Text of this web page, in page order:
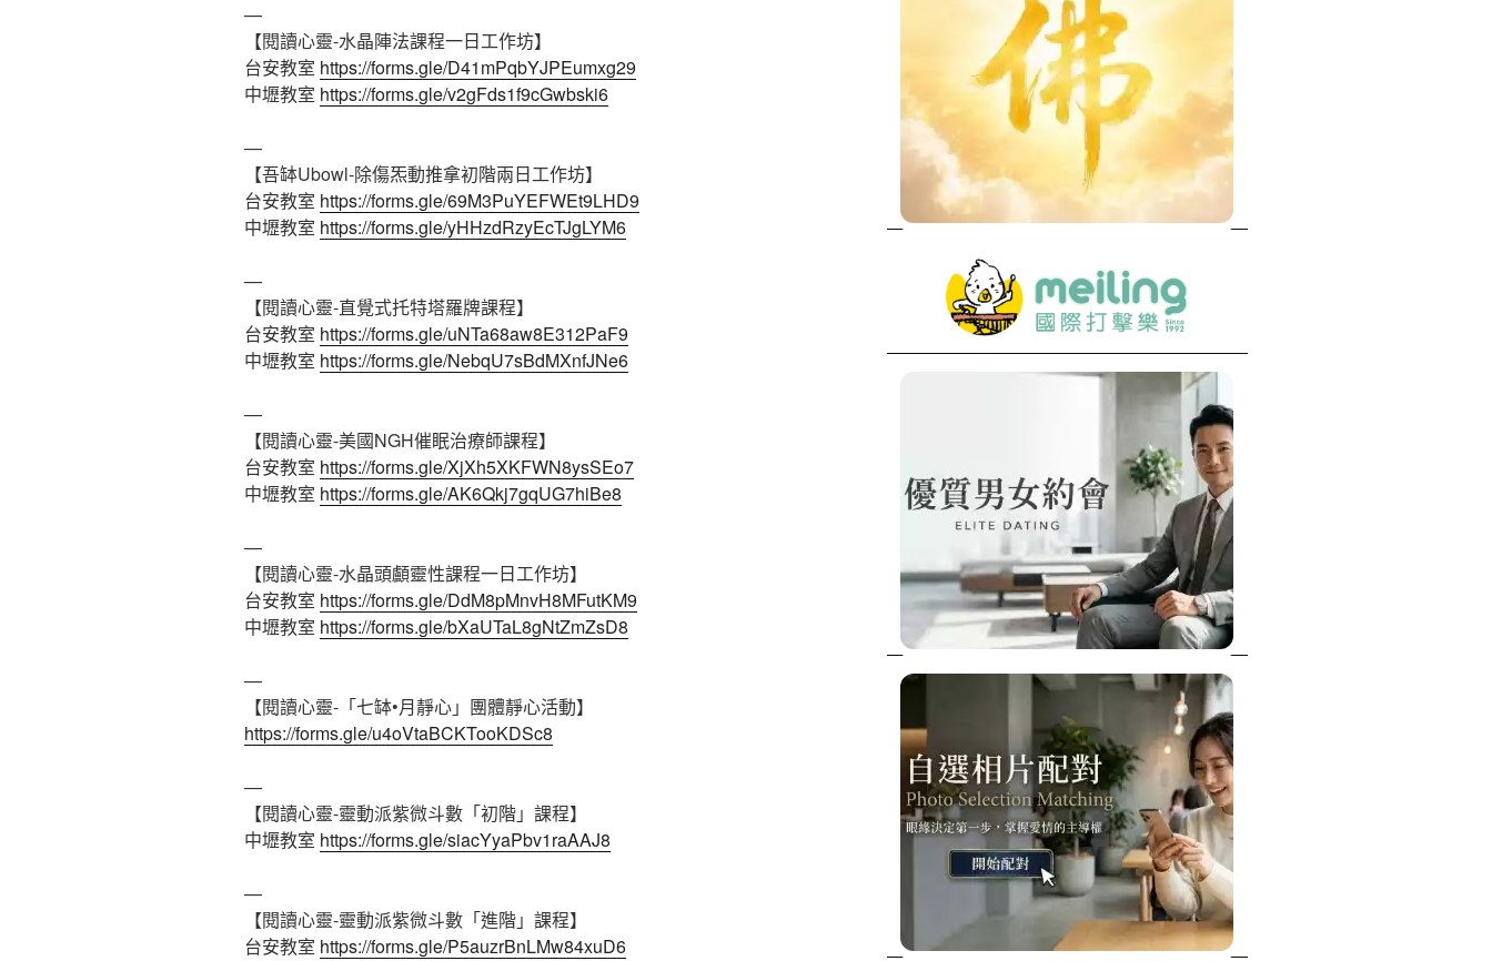
—
【閱讀心靈-水晶陣法課程一日工作坊】
台安教室 https://forms.gle/D41mPqbYJPEumxg29
中壢教室 https://forms.gle/v2gFds1f9cGwbski6
—
【吾缽Ubowl-除傷炁動推拿初階兩日工作坊】
台安教室 https://forms.gle/69M3PuYEFWEt9LHD9
中壢教室 https://forms.gle/yHHzdRzyEcTJgLYM6
—
【閱讀心靈-直覺式托特塔羅牌課程】
台安教室 https://forms.gle/uNTa68aw8E312PaF9
中壢教室 https://forms.gle/NebqU7sBdMXnfJNe6
—
【閱讀心靈-美國NGH催眠治療師課程】
台安教室 https://forms.gle/XjXh5XKFWN8ysSEo7
中壢教室 https://forms.gle/AK6Qkj7gqUG7hiBe8
—
【閱讀心靈-水晶頭顱靈性課程一日工作坊】
台安教室 https://forms.gle/DdM8pMnvH8MFutKM9
中壢教室 https://forms.gle/bXaUTaL8gNtZmZsD8
—
【閱讀心靈-「七缽•月靜心」團體靜心活動】
https://forms.gle/u4oVtaBCKTooKDSc8
—
【閱讀心靈-靈動派紫微斗數「初階」課程】
中壢教室 https://forms.gle/siacYyaPbv1raAAJ8
—
【閱讀心靈-靈動派紫微斗數「進階」課程】
台安教室 https://forms.gle/P5auzrBnLMw84xuD6